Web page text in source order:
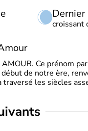
Dernier
croissant
Ce prénom
de notre ère,
traversé les siècles